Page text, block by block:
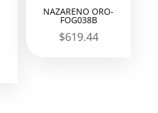
NAZARENO ORO-
FOG038B
$619.44